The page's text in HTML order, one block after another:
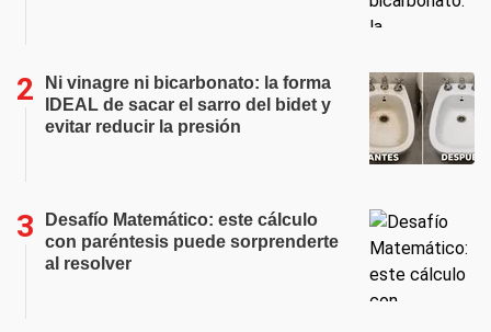
Ni vinagre ni bicarbonato: la forma
IDEAL de sacar el sarro del bidet y
evitar reducir la presión
Desafío Matemático: este cálculo
con paréntesis puede sorprenderte
al resolver